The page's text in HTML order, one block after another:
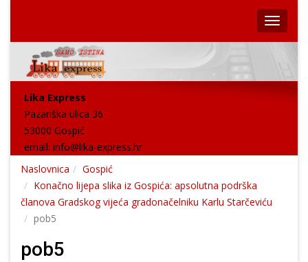
Lika Express
Pazariška ulica 36
53000 Gospić
email: info@lika-express.hr
Naslovnica
Gospić
Konačno lijepa slika iz Gospića: apsolutna podrška
članova Gradskog vijeća gradonačelniku Karlu Starčeviću
pob5
pob5